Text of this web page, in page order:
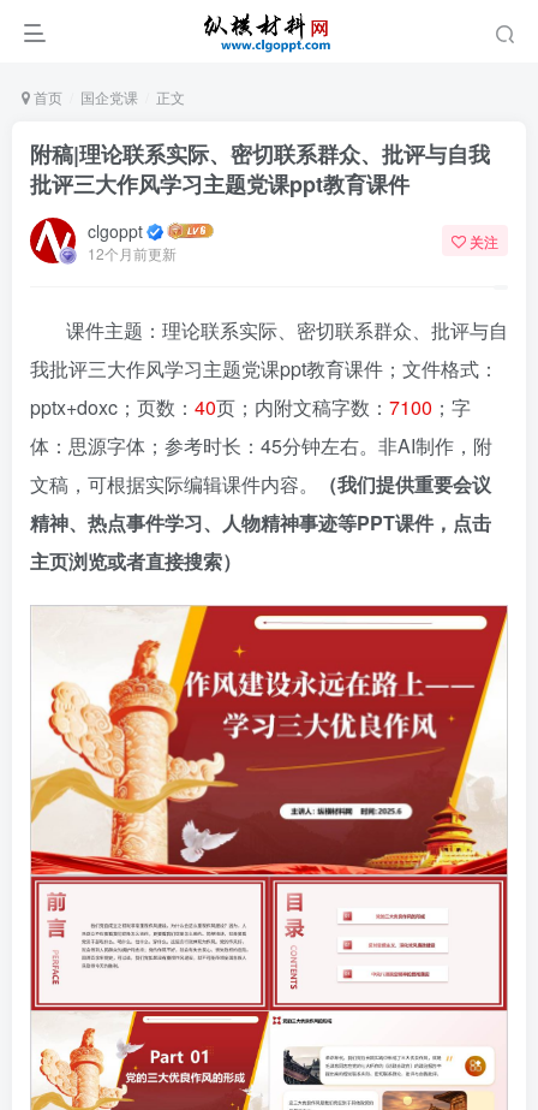
首页 国企党课 正文
附稿|理论联系实际、密切联系群众、批评与自我
批评三大作风学习主题党课ppt教育课件
clgoppt
12个月前更新
关注
课件主题：理论联系实际、密切联系群众、批评与自
我批评三大作风学习主题党课ppt教育课件；文件格式：
pptx+doxc；页数： 40页；内附文稿字数： 7100 ；字
体：思源字体；参考时长：45分钟左右。非AI制作，附
文稿，可根据实际编辑课件内容。
（我们提供重要会议
精神、热点事件学习、人物精神事迹等PPT课件，点击
主页浏览或者直接搜索）